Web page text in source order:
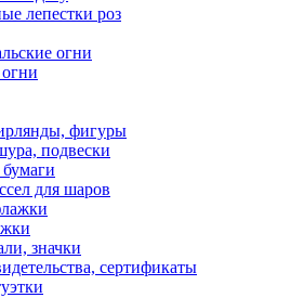
лепестки роз
огни
фигуры
подвески
для шаров
значки
сертификаты